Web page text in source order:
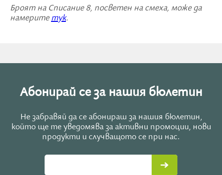
Броят на Списание 8, посветен на смеха, може да
намерите тук.
Абонирай се за нашия бюлетин
Не забравяй да се абонираш за нашия бюлетин,
който ще те уведомява за активни промоции, нови
продукти и случващото се при нас.